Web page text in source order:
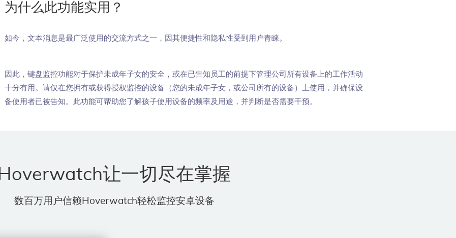
为什么此功能实用？
如今，文本消息是最广泛使用的交流方式之一，因其便捷性和隐私性受到用户青睐。
因此，键盘监控功能对于保护未成年子女的安全，或在已告知员工的前提下管理公司所有设备上的工作活动
十分有用。请仅在您拥有或获得授权监控的设备（您的未成年子女，或公司所有的设备）上使用，并确保设
备使用者已被告知。此功能可帮助您了解孩子使用设备的频率及用途，并判断是否需要干预。
Hoverwatch让一切尽在掌握
数百万用户信赖Hoverwatch轻松监控安卓设备